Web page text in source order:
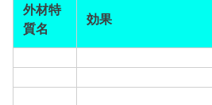
外材特
質名
効果